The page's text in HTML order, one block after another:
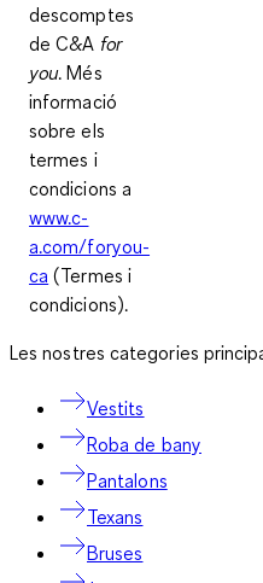
descomptes
de C&A for
you. Més
informació
sobre els
termes i
condicions a
www.c-
a.com/foryou-
ca (Termes i
condicions).
Les nostres categories
Vestits
Roba de bany
Pantalons
Texans
Bruses